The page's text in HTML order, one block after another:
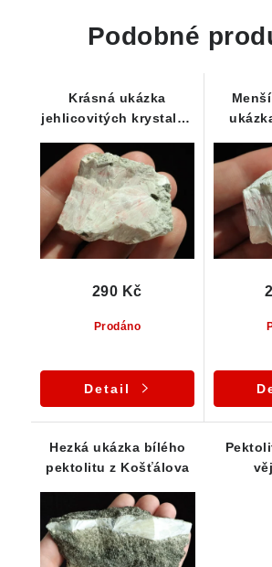
Podobné
Krásná ukázka
jehlicovitých krystalků
seskupením
Prodáno
290 Kč
Detail
Hezká ukázka bílého
pektolitu z Košťálova